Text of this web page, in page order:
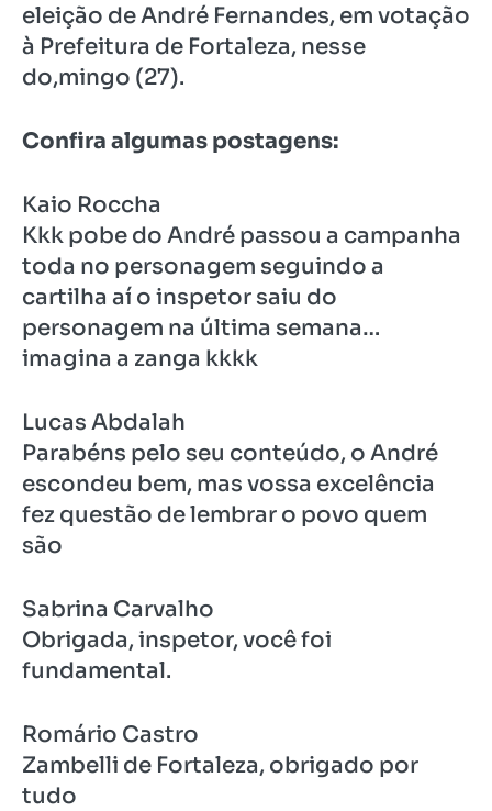
eleição de André Fernandes, em votação
à Prefeitura de Fortaleza, nesse
do,mingo (27).
Confira algumas postagens:
Kaio Roccha
Kkk pobe do André passou a campanha
toda no personagem seguindo a
cartilha aí o inspetor saiu do
personagem na última semana…
imagina a zanga kkkk
Lucas Abdalah
Parabéns pelo seu conteúdo, o André
escondeu bem, mas vossa excelência
fez questão de lembrar o povo quem
são
Sabrina Carvalho
Obrigada, inspetor, você foi
fundamental.
Romário Castro
Zambelli de Fortaleza, obrigado por
tudo